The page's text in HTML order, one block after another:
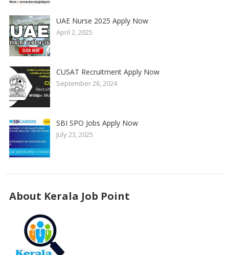
UAE Nurse 2025 Apply Now
April 2, 2025
CUSAT Recruitment Apply Now
September 26, 2024
SBI SPO Jobs Apply Now
July 23, 2025
About Kerala Job Point